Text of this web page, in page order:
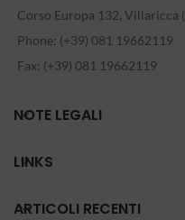
Corso Europa 132, Villaricca
Phone: (+39) 081 19662119
Fax: (+39) 081 19662119
NOTE LEGALI
LINKS
ARTICOLI RECENTI